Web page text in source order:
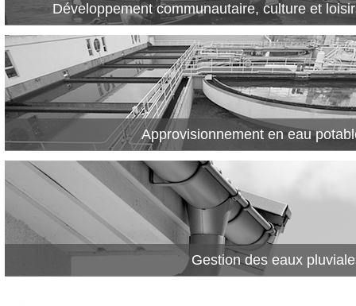
Développement communautaire, culture et
Approvisionnement en eau
Gestion des eaux